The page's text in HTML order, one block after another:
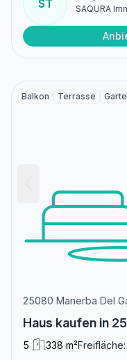
ST SAQURA
Balkon Terrasse
25080 Manerba Del
Haus kaufen in
5 338 m²Freifläche: